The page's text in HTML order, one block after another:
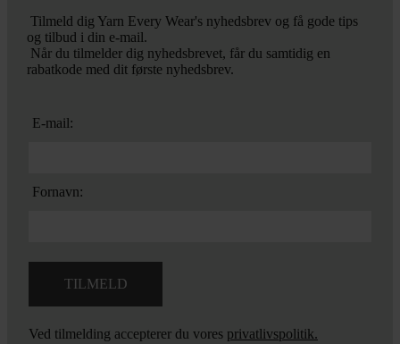
Tilmeld dig Yarn Every Wear's nyhedsbrev og få gode tips
og tilbud i din e-mail.
Når du tilmelder dig nyhedsbrevet, får du samtidig en
rabatkode med dit første nyhedsbrev.
E-mail:
Fornavn:
Ved tilmelding accepterer du vores privatlivspolitik.